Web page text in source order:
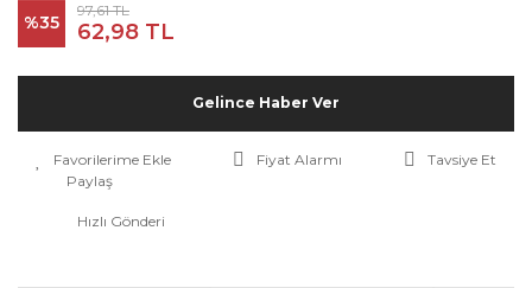
%35
97,61 TL
62,98 TL
Gelince Haber Ver
Fiyat Alarmı
Tavsiye Et
Paylaş
Hızlı Gönderi